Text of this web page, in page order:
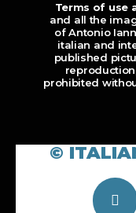
Terms of use
and all the
of Antonio
italian and
published
prohibited
©